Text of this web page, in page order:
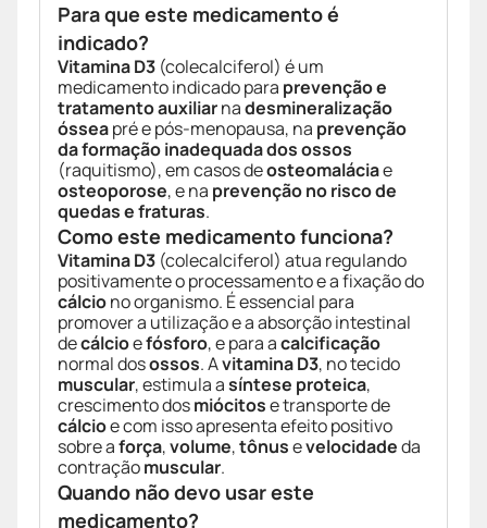
Para que este medicamento é
indicado?
Vitamina D3 (colecalciferol) é um
medicamento indicado para prevenção e
tratamento auxiliarnadesmineralização
ósseapré e pós-menopausa, na prevenção
da formação inadequada dos ossos
(raquitismo), em casos deosteomaláciae
osteoporose, e na prevenção no risco de
quedas e fraturas.
Como este medicamento funciona?
Vitamina D3 (colecalciferol) atua regulando
positivamente o processamento e a fixação do
cálciono organismo. É essencial para
promover a utilização e a absorção intestinal
decálcioefósforo, e para acalcificação
normal dosossos. Avitamina D3, no tecido
muscular, estimula asíntese proteica,
crescimento dosmiócitose transporte de
cálcioe com isso apresenta efeito positivo
sobre aforça,volume,tônusevelocidadeda
contraçãomuscular.
Quando não devo usar este
medicamento?